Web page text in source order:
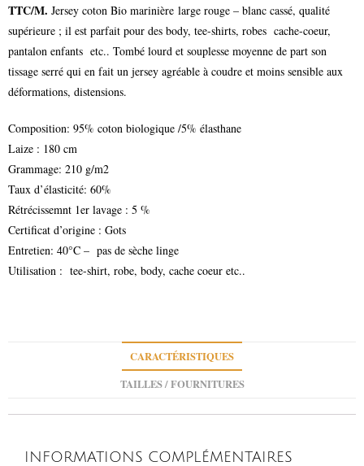
TTC/M. Jersey coton Bio marinière large rouge – blanc cassé, qualité
supérieure ; il est parfait pour des body, tee-shirts, robes cache-coeur,
pantalon enfants etc.. Tombé lourd et souplesse moyenne de part son
tissage serré qui en fait un jersey agréable à coudre et moins sensible aux
déformations, distensions.
Composition: 95% coton biologique /5% élasthane
Laize : 180 cm
Grammage: 210 g/m2
Taux d’élasticité: 60%
Rétrécissemnt 1er lavage : 5 %
Certificat d’origine : Gots
Entretien: 40°C – pas de sèche linge
Utilisation : tee-shirt, robe, body, cache coeur etc..
CARACTÉRISTIQUES
TAILLES / FOURNITURES
INFORMATIONS COMPLÉMENTAIRES